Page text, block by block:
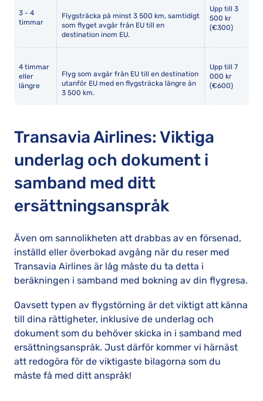
3 - 4
timmar
Flygsträcka på minst 3 500 km, samtidigt
som flyget avgår från EU till en
destination inom EU.
Upp till 3
500 kr
(€300)
4 timmar
eller
längre
Flyg som avgår från EU till en destination
utanför EU med en flygsträcka längre än
3 500 km.
Upp till 7
000 kr
(€600)
Transavia Airlines: Viktiga
underlag och dokument i
samband med ditt
ersättningsanspråk
Även om sannolikheten att drabbas av en försenad,
inställd eller överbokad avgång när du reser med
Transavia Airlines är låg måste du ta detta i
beräkningen i samband med bokning av din flygresa.
Oavsett typen av flygstörning är det viktigt att känna
till dina rättigheter, inklusive de underlag och
dokument som du behöver skicka in i samband med
ersättningsanspråk. Just därför kommer vi härnäst
att redogöra för de viktigaste bilagorna som du
måste få med ditt anspråk!